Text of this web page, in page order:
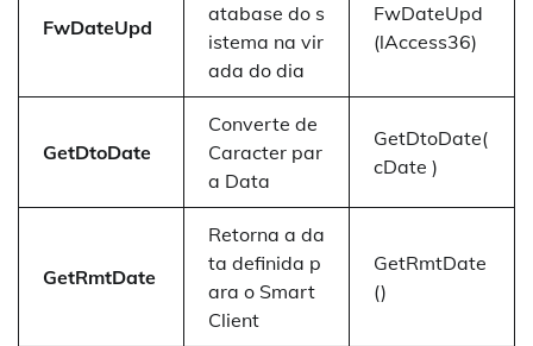
FwDateUpd
atabase do s
istema na vir
ada do dia
FwDateUpd
(lAccess36)
GetDtoDate
Converte de
Caracter par
a Data
GetDtoDate(
cDate )
GetRmtDate
Retorna a da
ta definida p
ara o Smart
Client
GetRmtDate
()